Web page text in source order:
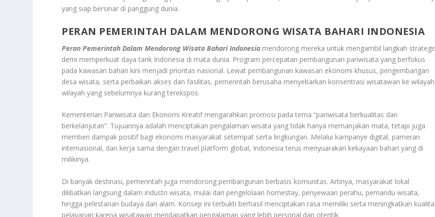
yang siap bersinar di panggung dunia.
PERAN PEMERINTAH DALAM MENDORONG WISATA BAHARI INDONESIA
Peran Pemerintah Dalam Mendorong Wisata Bahari Indonesia mendorong mereka untuk mengambil langkah
demi memperkuat daya tarik Indonesia di mata dunia. Program percepatan pembangunan pariwisata yang berfokus
pada kawasan bahari kini menjadi prioritas nasional. Lewat pembangunan kawasan ekonomi khusus, pengembangan
desa wisata, serta perbaikan akses dan fasilitas, pemerintah berusaha menyebarkan konsentrasi wisatawan ke
wilayah yang sebelumnya kurang terekspos.
Kementerian Pariwisata dan Ekonomi Kreatif mengarahkan promosi pada tema “pariwisata berkualitas dan
berkelanjutan”. Tujuannya adalah menciptakan pengalaman wisata yang tidak hanya memanjakan mata, tetapi juga
memberi dampak positif bagi ekonomi masyarakat setempat serta lingkungan. Melalui kampanye digital, pameran
internasional, dan kerja sama dengan travel platform global, Indonesia terus menyuarakan kekayaan bahari yang di
milikinya.
Di banyak destinasi, pemerintah juga mendorong pembangunan berbasis komunitas. Artinya, masyarakat lokal
dilibatkan langsung dalam industri wisata, mulai dari pengelolaan homestay, penyewaan perahu, pemandu wisata,
hingga pelestarian budaya dan alam. Konsep ini terbukti berhasil menciptakan rasa memiliki serta meningkatkan
pelayanan karena wisatawan mendapatkan pengalaman yang lebih personal dan otentik.